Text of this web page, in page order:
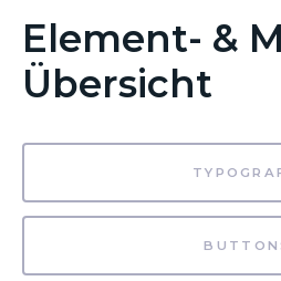
Element- &
Übersicht